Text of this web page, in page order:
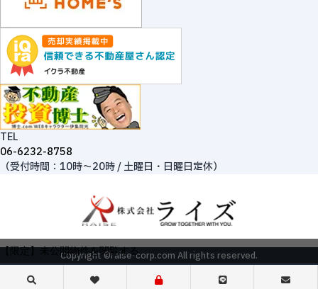
TEL
06-6232-8758
（受付時間：10時～20時 / 土曜日・日曜日定休）
Copyright ©raise-corp.com All rights reserved.
【限定】未公開物件を閲覧する